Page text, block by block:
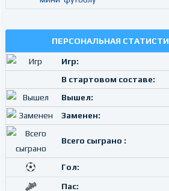
ПЕРСОНАЛЬНАЯ
Игр:
В стартовом составе:
Вышел:
Заменен:
Всего сыграно :
Гол:
Пас: